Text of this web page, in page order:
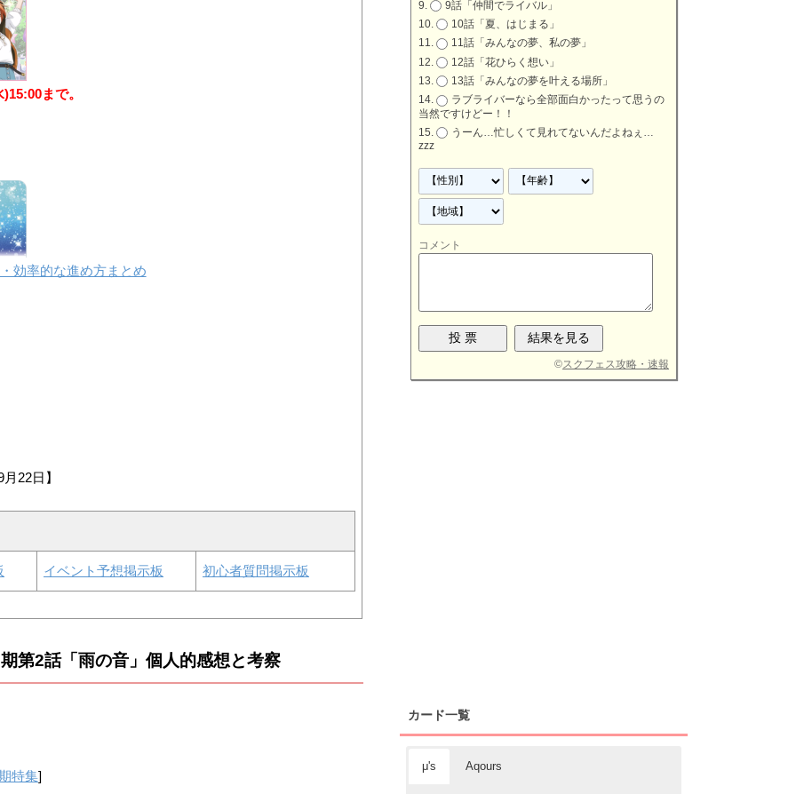
まで。
効率的な進め方まとめ
月22日】
イベント予想掲示板 初心者質問掲示板
第2話「雨の音」個人的感想と考察
特集]
9話「仲間でライバル」
10話「夏、はじまる」
11話「みんなの夢、私の夢」
12話「花ひらく想い」
13話「みんなの夢を叶える場所」
ラブライバーなら全部面白かったって思うの
当然ですけどー！！
うーん…忙しくて見れてないんだよねぇ…
zzz
コメント
©スクフェス攻略・速報
カード一覧
μ's Aqours